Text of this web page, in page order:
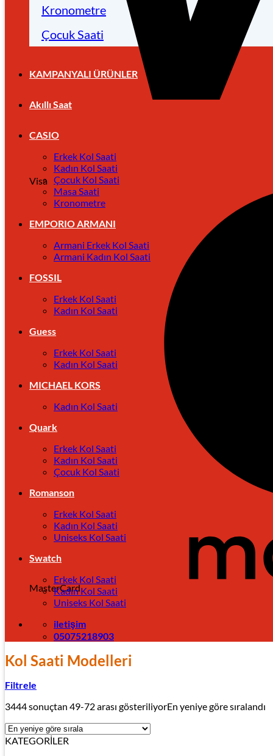
Visa
MasterCard
Kronometre
Çocuk Saati
KAMPANYALI ÜRÜNLER
Akıllı Saat
CASIO
Erkek Kol Saati
Kadın Kol Saati
Çocuk Kol Saati
Masa Saati
Kronometre
EMPORIO ARMANI
Armani Erkek Kol Saati
Armani Kadın Kol Saati
FOSSIL
Erkek Kol Saati
Kadın Kol Saati
Guess
Erkek Kol Saati
Kadın Kol Saati
MICHAEL KORS
Kadın Kol Saati
Quark
Erkek Kol Saati
Kadın Kol Saati
Çocuk Kol Saati
Romanson
Erkek Kol Saati
Kadın Kol Saati
Uniseks Kol Saati
Swatch
Erkek Kol Saati
Kadın Kol Saati
Uniseks Kol Saati
iletişim
05075218903
Kol Saati Modelleri
Filtrele
3444 sonuçtan 49-72 arası gösteriliyorEn yeniye göre sıralandı
KATEGORİLER